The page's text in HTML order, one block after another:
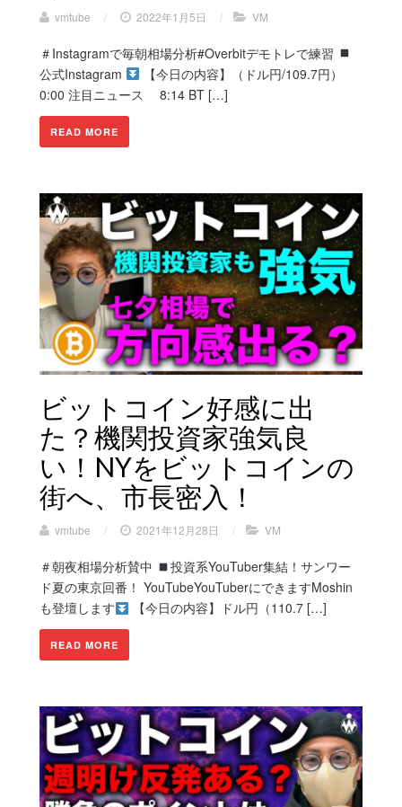
vmtube / 2022年1月5日 / VM
＃Instagramで毎朝相場分析#Overbitデモトレで練習
公式Instagram
【今日の内容】（ドル円/109.7円）
0:00 注目ニュース 8:14 BT […]
READ MORE
ビットコイン好感に出
た？機関投資家強気良
い！NYをビットコインの
街へ、市長密入！
vmtube / 2021年12月28日 / VM
＃朝夜相場分析賛中
投資系YouTuber集結！サンワー
ド夏の東京回番！ YouTubeYouTuberにできますMoshin
も登壇します
【今日の内容】ドル円（110.7 […]
READ MORE